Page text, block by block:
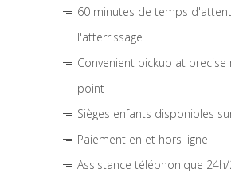
60 minutes de temps
l'atterrissage
Convenient pickup at precise
point
Sièges enfants disponibles
Paiement en et hors ligne
Assistance téléphonique